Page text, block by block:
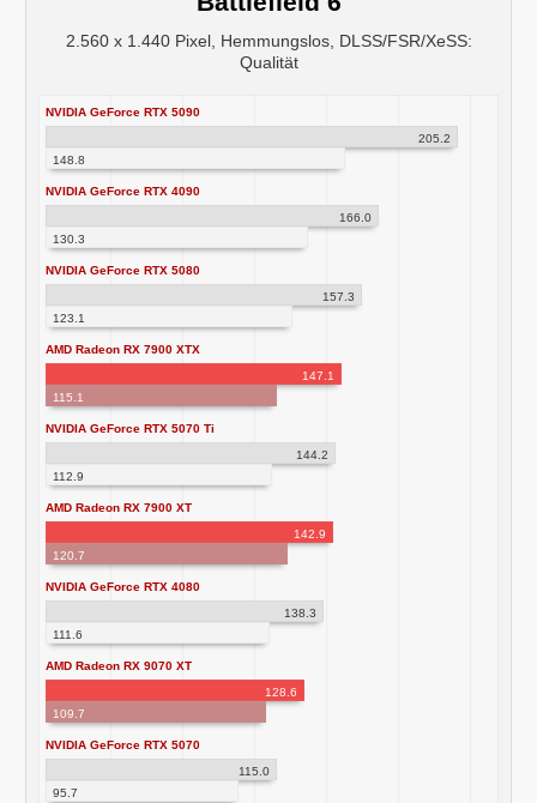
2.560 x 1.440 Pixel, Hemmungslos, DLSS/FSR/XeSS:
Qualität
NVIDIA GeForce RTX 5090
205.2
148.8
NVIDIA GeForce RTX 4090
166.0
130.3
NVIDIA GeForce RTX 5080
157.3
123.1
AMD Radeon RX 7900 XTX
147.1
115.1
NVIDIA GeForce RTX 5070 Ti
144.2
112.9
AMD Radeon RX 7900 XT
142.9
120.7
NVIDIA GeForce RTX 4080
138.3
111.6
AMD Radeon RX 9070 XT
128.6
109.7
NVIDIA GeForce RTX 5070
115.0
95.7